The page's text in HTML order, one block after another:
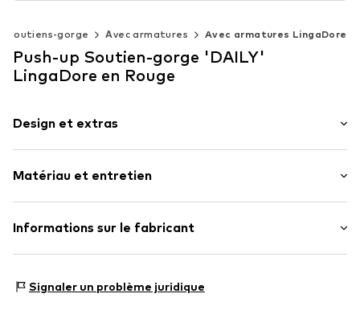
Soutiens-gorge Avec armatures Avec armatures LingaDore
Push-up Soutien-gorge 'DAILY'
LingaDore en Rouge
Design et extras
Dentelle
Push-up
Bretelles normales
Lanières réglables
Matériau et entretien
Matériau supérieur : 82% Polyamid - PA, 18% Élasthane
Informations sur le fabricant
7091HR Dinxperlo
Signaler un problème juridique